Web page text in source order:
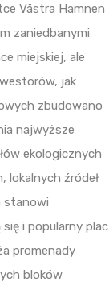
Västra Hamnen
zaniedbanymi
miejskiej, ale
jak
zbudowano
najwyższe
ekologicznych
lokalnych źródeł
stanowi
i popularny plac
promenady
bloków